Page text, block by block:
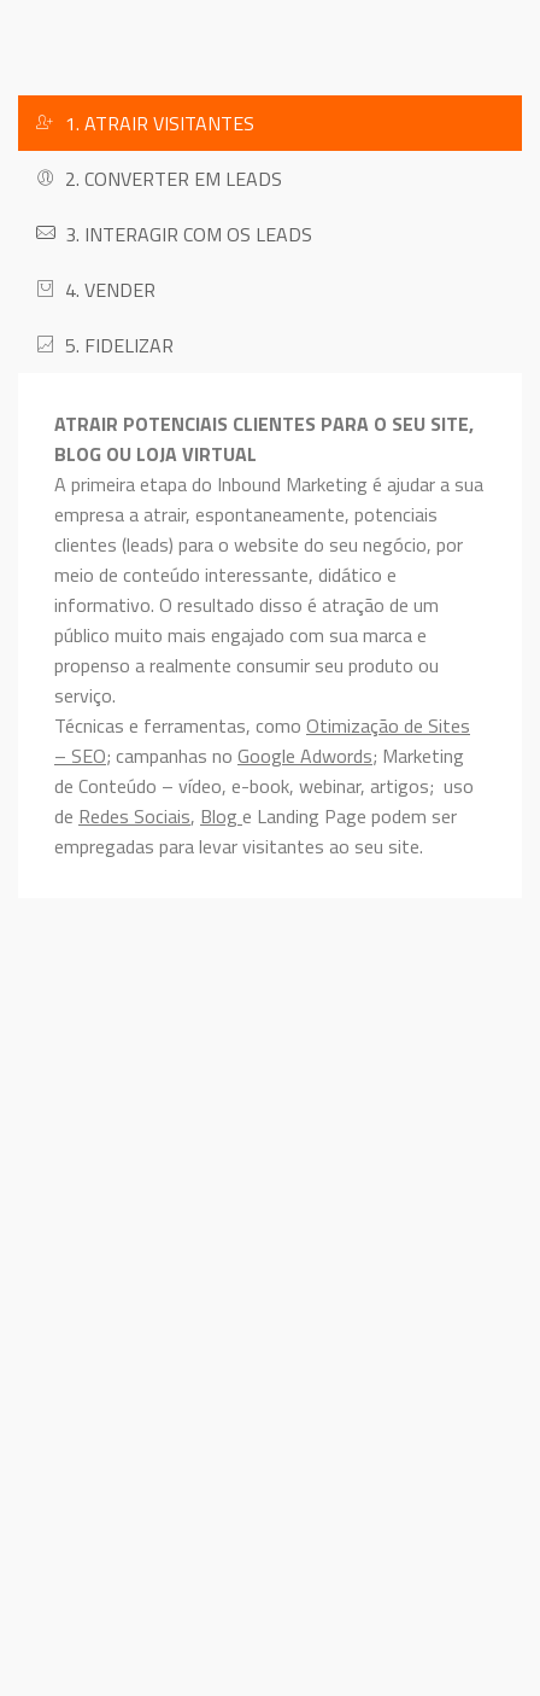
1. ATRAIR VISITANTES
2. CONVERTER EM LEADS
3. INTERAGIR COM OS LEADS
4. VENDER
5. FIDELIZAR
ATRAIR POTENCIAIS CLIENTES PARA O SEU SITE,
BLOG OU LOJA VIRTUAL
A primeira etapa do Inbound Marketing é ajudar a sua
empresa a atrair, espontaneamente, potenciais
clientes (leads) para o website do seu negócio, por
meio de conteúdo interessante, didático e
informativo. O resultado disso é atração de um
público muito mais engajado com sua marca e
propenso a realmente consumir seu produto ou
serviço.
Técnicas e ferramentas, como Otimização de Sites
– SEO; campanhas no Google Adwords; Marketing
de Conteúdo – vídeo, e-book, webinar, artigos; uso
de Redes Sociais, Blog e Landing Page podem ser
empregadas para levar visitantes ao seu site.